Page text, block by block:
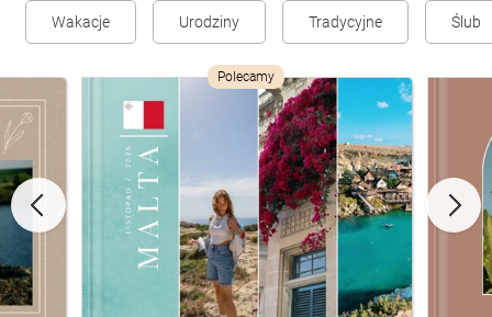
Wakacje Urodziny Tradycyjne Ślub
Polecamy